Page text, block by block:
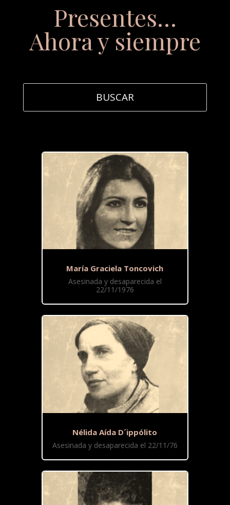
Presentes…
Ahora y siempre
María Graciela Toncovich
Asesinada y desaparecida el
22/11/1976
Nélida Aída D´ippólito
Asesinada y desaparecida el 22/11/76